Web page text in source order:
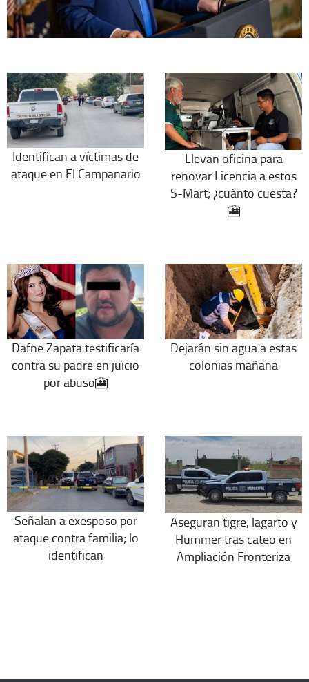
Identifican a víctimas de
ataque en El Campanario
Llevan oficina para
renovar Licencia a estos
S-Mart; ¿cuánto cuesta?
🎦
Dafne Zapata testificaría
contra su padre en juicio
por abuso🎦
Dejarán sin agua a estas
colonias mañana
Señalan a exesposo por
ataque contra familia; lo
identifican
Aseguran tigre, lagarto y
Hummer tras cateo en
Ampliación Fronteriza